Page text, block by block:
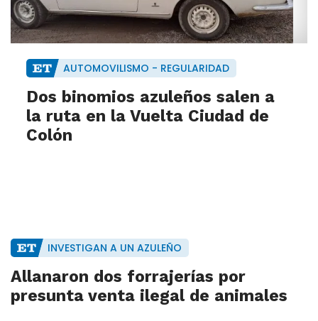
AUTOMOVILISMO - REGULARIDAD
Dos binomios azuleños salen a
la ruta en la Vuelta Ciudad de
Colón
INVESTIGAN A UN AZULEÑO
Allanaron dos forrajerías por
presunta venta ilegal de animales